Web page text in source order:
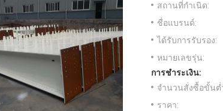
สถานที่กำเนิด:
ชื่อแบรนด์:
ได้รับการรับรอง:
หมายเลขรุ่น:
การชำระเงิน:
จำนวนสั่งซื้อขั้นต่
ราคา: